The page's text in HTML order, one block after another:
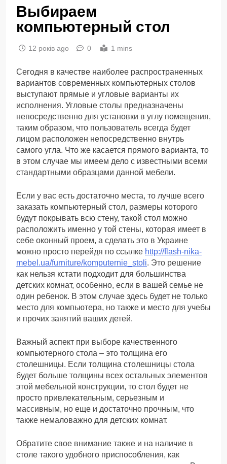
Выбираем
компьютерный стол
12 років ago 0 1 mins
Сегодня в качестве наиболее распространенных
вариантов современных компьютерных столов
выступают прямые и угловые варианты их
исполнения. Угловые столы предназначены
непосредственно для установки в углу помещения,
таким образом, что пользователь всегда будет
лицом расположен непосредственно внутрь
самого угла. Что же касается прямого варианта, то
в этом случае мы имеем дело с известными всеми
стандартными образцами данной мебели.
Если у вас есть достаточно места, то лучше всего
заказать компьютерный стол, размеры которого
будут покрывать всю стену, такой стол можно
расположить именно у той стены, которая имеет в
себе оконный проем, а сделать это в Украине
можно просто перейдя по ссылке http://flash-nika-
mebel.ua/furniture/komputernie_stoli. Это решение
как нельзя кстати подходит для большинства
детских комнат, особенно, если в вашей семье не
один ребенок. В этом случае здесь будет не только
место для компьютера, но также и место для учебы
и прочих занятий ваших детей.
Важный аспект при выборе качественного
компьютерного стола – это толщина его
столешницы. Если толщина столешницы стола
будет больше толщины всех остальных элементов
этой мебельной конструкции, то стол будет не
просто привлекательным, серьезным и
массивным, но еще и достаточно прочным, что
также немаловажно для детских комнат.
Обратите свое внимание также и на наличие в
столе такого удобного приспособления, как